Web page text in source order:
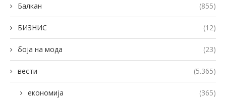
Балкан (855)
БИЗНИС (12)
боја на мода (23)
вести (5.365)
економија (365)